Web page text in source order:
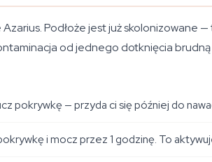
Podłoże jest już skolonizowane
od jednego dotknięcia
pokrywkę — przyda ci się później do
i mocz przez 1 godzinę. To